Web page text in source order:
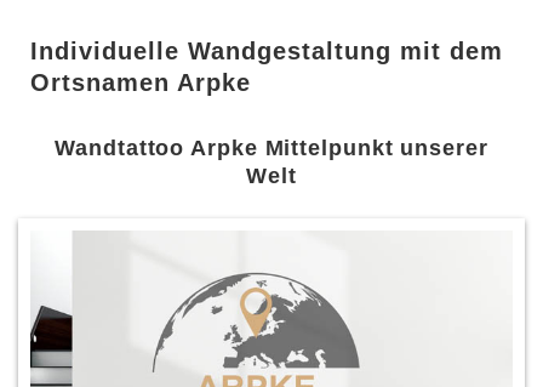
Individuelle Wandgestaltung mit dem
Ortsnamen Arpke
Wandtattoo Arpke Mittelpunkt unserer
Welt